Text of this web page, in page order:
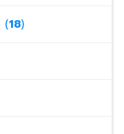
(18)